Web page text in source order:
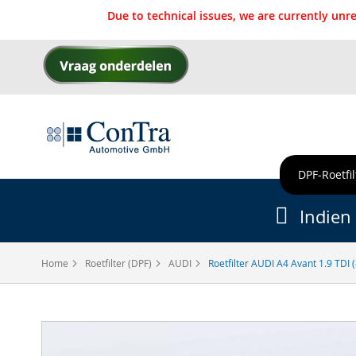
Due to technical issues, we are currently
Ga
naar
inhoud
DPF-
Home Roetfilter (DPF) AUDI Roetfilter AUDI A4 Avant 1.9 TDI
Indien